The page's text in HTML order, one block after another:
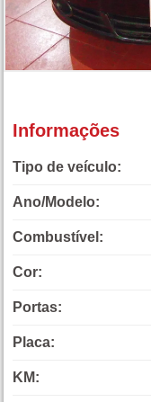
Informações
Tipo de veículo:
Ano/Modelo:
Combustível:
Cor:
Portas:
Placa:
KM: